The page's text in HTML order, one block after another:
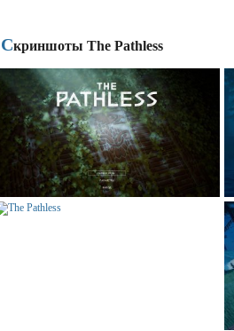
Скриншоты The Pathless